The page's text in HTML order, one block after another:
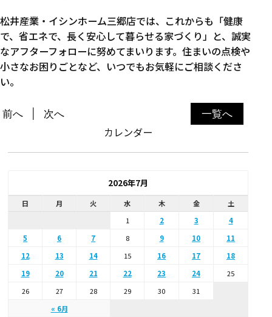
松井産業・イシンホーム三郷店では、これからも「健康
で、省エネで、長く安心して暮らせる家づくり」と、誠実
なアフターフォローに努めてまいります。住まいの点検や
小さなお困りごとなど、いつでもお気軽にご相談くださ
い。
一覧へ
前へ 次へ
カレンダー
2026年7月
日 月 火 水 木 金 土
« 6月
1 2 3
4
5
6 7 8 9 10
11
12
13 14 15 16 17
18
19
20 21 22 23 24
25
26
27 28 29 30 31